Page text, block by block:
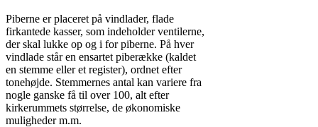
Piberne er placeret på vindlader, flade
firkantede kasser, som indeholder ventilerne,
der skal lukke op og i for piberne. På hver
vindlade står en ensartet piberække (kaldet
en stemme eller et register), ordnet efter
tonehøjde. Stemmernes antal kan variere fra
nogle ganske få til over 100, alt efter
kirkerummets størrelse, de økonomiske
muligheder m.m.